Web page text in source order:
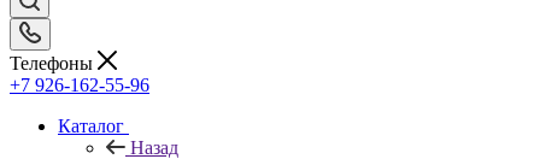
Телефоны
+7 926-162-55-96
Каталог
Назад